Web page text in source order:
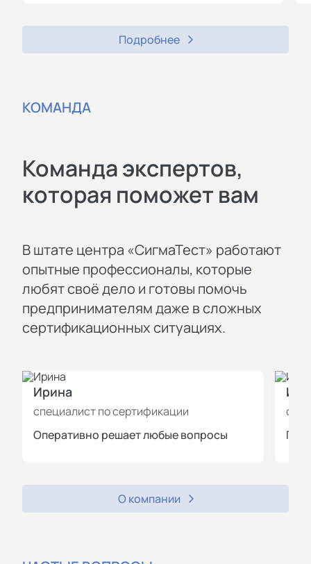
Подробнее
КОМАНДА
Команда экспертов,
которая поможет вам
В штате центра «СигмаТест» работают
опытные профессионалы, которые
любят своё дело и готовы помочь
предпринимателям даже в сложных
сертификационных ситуациях.
Ирина
специалист по сертификации
Оперативно решает любые вопросы
О компании